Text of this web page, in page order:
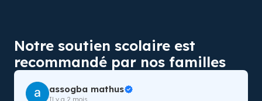
Notre soutien scolaire est
recommandé par nos familles
assogba mathus
Il y a 2 mois